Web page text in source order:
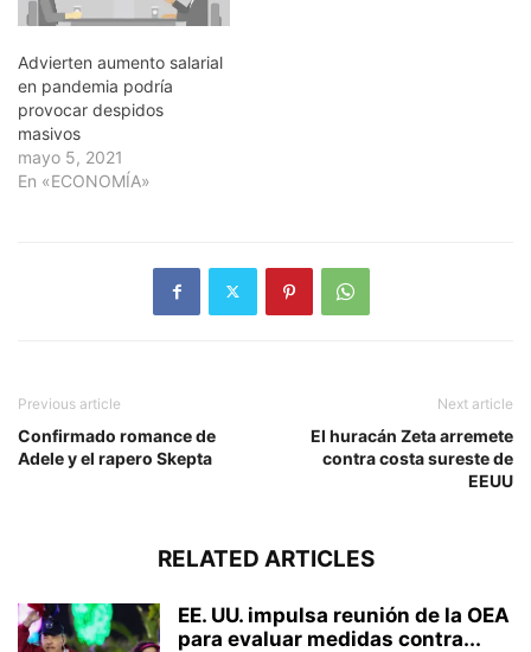
Advierten aumento salarial
en pandemia podría
provocar despidos
masivos
mayo 5, 2021
En «ECONOMÍA»
Previous article
Confirmado romance de
Adele y el rapero Skepta
Next article
El huracán Zeta arremete
contra costa sureste de
EEUU
RELATED ARTICLES
EE. UU. impulsa reunión de la OEA
para evaluar medidas contra...